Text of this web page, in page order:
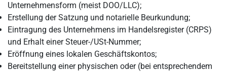
Unternehmensform (meist DOO/LLC);
Erstellung der Satzung und notarielle Beurkundung;
Eintragung des Unternehmens im Handelsregister (CRPS)
und Erhalt einer Steuer-/USt-Nummer;
Eröffnung eines lokalen Geschäftskontos;
Bereitstellung einer physischen oder (bei entsprechendem